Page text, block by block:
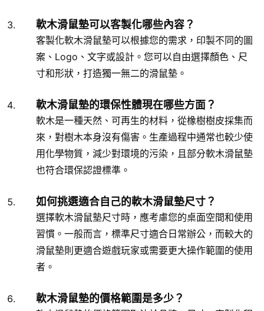
軟木滑鼠墊可以客製化哪些內容？
客製化軟木滑鼠墊可以根據您的需求，印製不同的圖
案、Logo、文字或設計。您可以自由選擇顏色、尺
寸和形狀，打造獨一無二的滑鼠墊。
軟木滑鼠墊的環保性體現在哪些方面？
軟木是一種天然、可再生的材料，從橡樹樹皮採集而
來，對樹木本身沒有傷害。生產過程中通常也較少使
用化學物質，減少對環境的污染，且部分軟木滑鼠墊
也符合環保認證標準。
如何挑選適合自己的軟木滑鼠墊尺寸？
選擇軟木滑鼠墊尺寸時，應考慮您的桌面空間和使用
習慣。一般而言，標準尺寸適合日常辦公，而較大的
滑鼠墊則更適合遊戲玩家或需要更大操作範圍的使用
者。
軟木滑鼠墊的價格範圍是多少？